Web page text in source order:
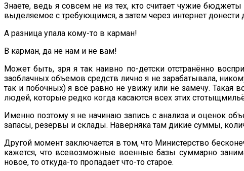
Знаете, ведь я совсем не из тех, кто считает чужие
выделяемое с требующимся, а затем через интернет
А разница упала кому-то в карман!
В карман, да не нам и не вам!
Может быть, зря я так наивно по-детски отстранённо
заоблачных объемов средств лично я не зарабатывала,
так и побочных) я всё равно не увижу или не замечу. Такая
людей, которые редко когда касаются всех этих
Именно поэтому я не начинаю запись с анализа и оценок
запасы, резервы и склады. Наверняка там дикие суммы,
Другой момент заключается в том, что Министерство
кажется, что всевозможные военные базы суммарно
новое, то откуда-то пропадает что-то старое.